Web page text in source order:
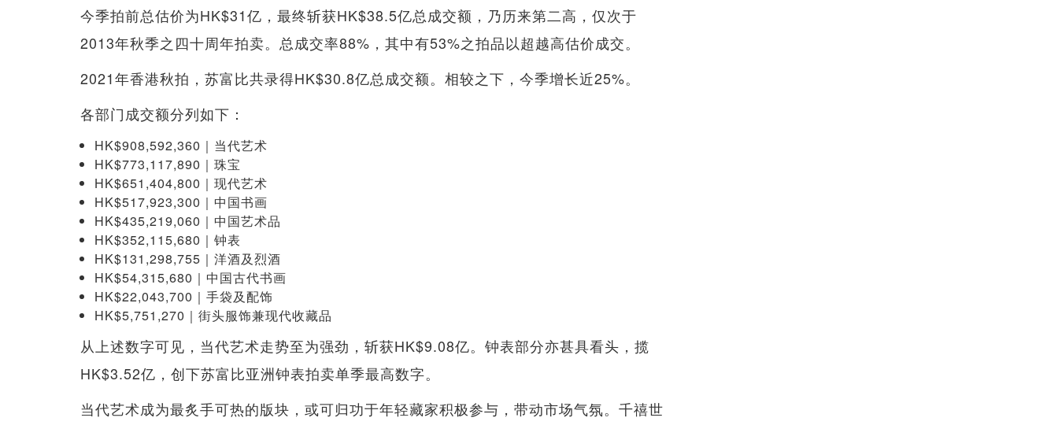
今季拍前总估价为HK$31亿，最终斩获HK$38.5亿总成交额，乃历来第二高，仅次于
2013年秋季之四十周年拍卖。总成交率88%，其中有53%之拍品以超越高估价成交。
2021年香港秋拍，苏富比共录得HK$30.8亿总成交额。相较之下，今季增长近25%。
各部门成交额分列如下：
HK$908,592,360｜当代艺术
HK$773,117,890｜珠宝
HK$651,404,800｜现代艺术
HK$517,923,300｜中国书画
HK$435,219,060｜中国艺术品
HK$352,115,680｜钟表
HK$131,298,755｜洋酒及烈酒
HK$54,315,680｜中国古代书画
HK$22,043,700｜手袋及配饰
HK$5,751,270｜街头服饰兼现代收藏品
从上述数字可见，当代艺术走势至为强劲，斩获HK$9.08亿。钟表部分亦甚具看头，揽
HK$3.52亿，创下苏富比亚洲钟表拍卖单季最高数字。
当代艺术成为最炙手可热的版块，或可归功于年轻藏家积极参与，带动市场气氛。千禧世